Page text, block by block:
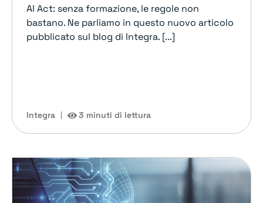
AI Act: senza formazione, le regole non
bastano. Ne parliamo in questo nuovo articolo
pubblicato sul blog di Integra. [...]
Integra 3 minuti di lettura